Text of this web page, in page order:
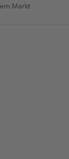
Markt